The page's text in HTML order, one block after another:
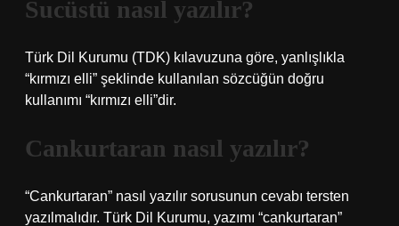
Sucüstü nasıl yazılır?
Türk Dil Kurumu (TDK) kılavuzuna göre, yanlışlıkla
“kırmızı elli” şeklinde kullanılan sözcüğün doğru
kullanımı “kırmızı elli”dir.
Cankurtaran nasıl yazılır?
“Cankurtaran” nasıl yazılır sorusunun cevabı tersten
yazılmalıdır. Türk Dil Kurumu, yazımı “cankurtaran”